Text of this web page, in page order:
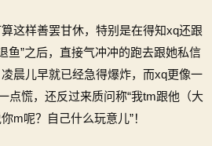
这样善罢甘休，特别是在得知xq还跟
鱼”之后，直接气冲冲的跑去跟她私信
晨儿早就已经急得爆炸，而xq更像一
点慌，还反过来质问称“我tm跟他（大
m呢？自己什么玩意儿”！